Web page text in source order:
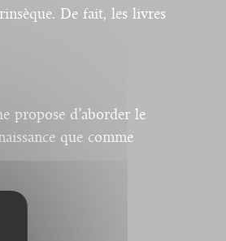
De fait, les livres
propose d’aborder le
que comme